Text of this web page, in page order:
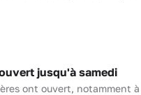
jusqu'à samedi
ont ouvert, notamment à